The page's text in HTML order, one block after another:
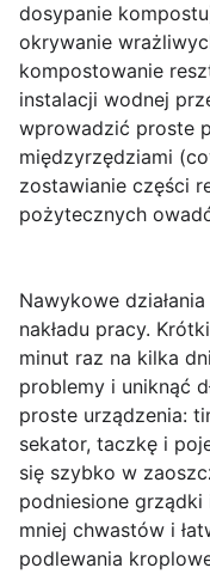
dosypanie
okrywanie
kompostowanie
instalacji wodnej
wprowadzić proste
międzyrzędziami
zostawianie części
pożytecznych
Nawykowe
nakładu pracy.
minut raz na kilka
problemy i uniknąć
proste urządzenia:
sekator, taczkę i
się szybko w
podniesione
mniej chwastów i
podlewania